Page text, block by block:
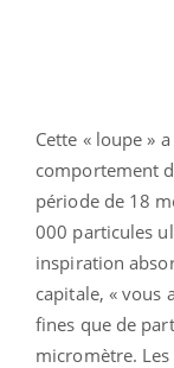
Cette « loupe »
comportement
période de 18
000 particules
inspiration
capitale, « vous
fines que de
micromètre.